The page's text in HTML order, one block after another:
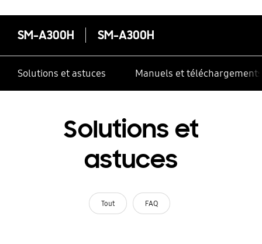
SM-A300H SM-A300H
Solutions et astuces Manuels et téléchargements
Solutions et
astuces
Tout FAQ